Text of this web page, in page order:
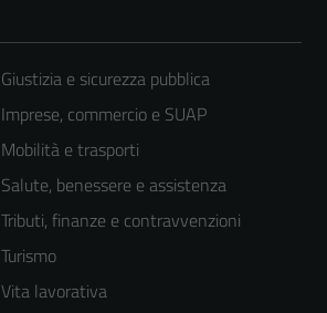
Giustizia e sicurezza pubblica
Imprese, commercio e SUAP
Mobilità e trasporti
Salute, benessere e assistenza
Tributi, finanze e contravvenzioni
Turismo
Vita lavorativa